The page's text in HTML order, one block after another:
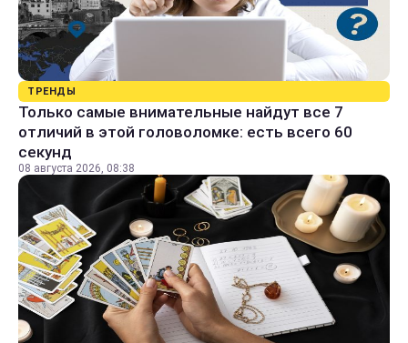
ТРЕНДЫ
Только самые внимательные найдут все 7
отличий в этой головоломке: есть всего 60
секунд
08 августа 2026, 08:38